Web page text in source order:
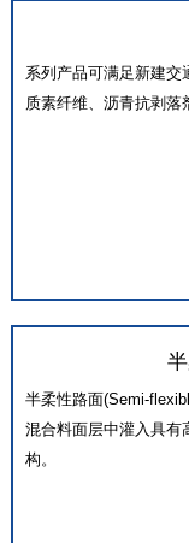
系列产品可满足新建交
质素纤维、沥青抗剥落
半柔性路面(Semi-
混合料面层中灌入具有
构。